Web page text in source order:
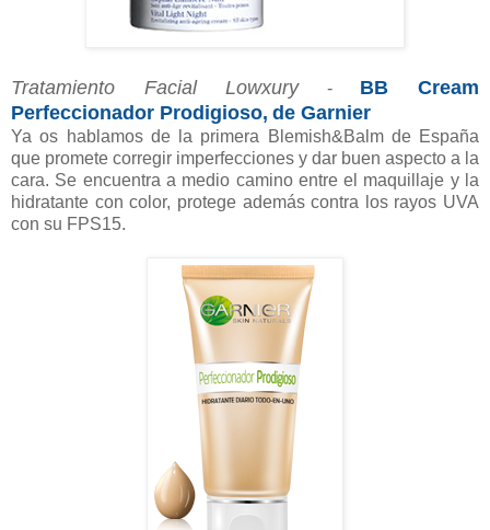
Tratamiento Facial Lowxury- BB Cream
Perfeccionador Prodigioso, de Garnier
Ya os hablamos de la primera Blemish&Balm de España
que promete corregir imperfecciones y dar buen aspecto a la
cara. Se encuentra a medio camino entre el maquillaje y la
hidratante con color, protege además contra los rayos UVA
con su FPS15.